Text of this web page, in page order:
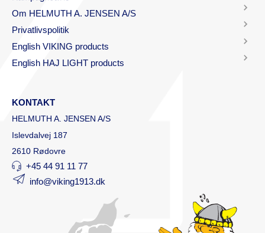
Om HELMUTH A. JENSEN A/S
Privatlivspolitik
English VIKING products
English HAJ LIGHT products
KONTAKT
HELMUTH A. JENSEN A/S
Islevdalvej 187
2610 Rødovre
+45 44 91 11 77
info@viking1913.dk